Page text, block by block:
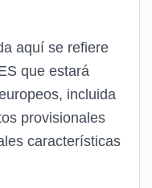
aquí se refiere
que estará
incluida
provisionales
características